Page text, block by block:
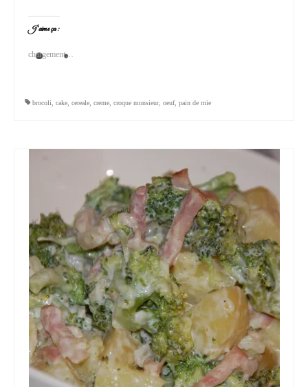
J’aime ça :
chargement…
brocoli cake cereale creme croque monsieur, oeuf, pain de mie